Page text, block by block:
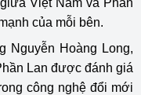
Việt Nam và Phần
của mỗi bên.
Nguyễn Hoàng Long,
Lan được đánh giá
công nghệ đổi mới